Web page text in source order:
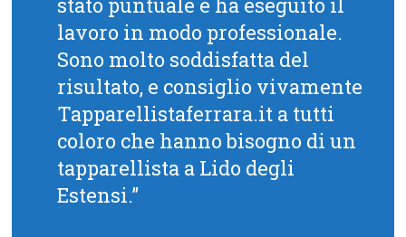
lavoro in modo professionale.
Sono molto soddisfatta del
risultato, e consiglio vivamente
Tapparellistaferrara.it a tutti
coloro che hanno bisogno di un
tapparellista a Lido degli
Estensi.”